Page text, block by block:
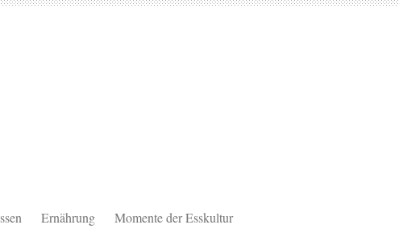
Ernährung Momente der Esskultur